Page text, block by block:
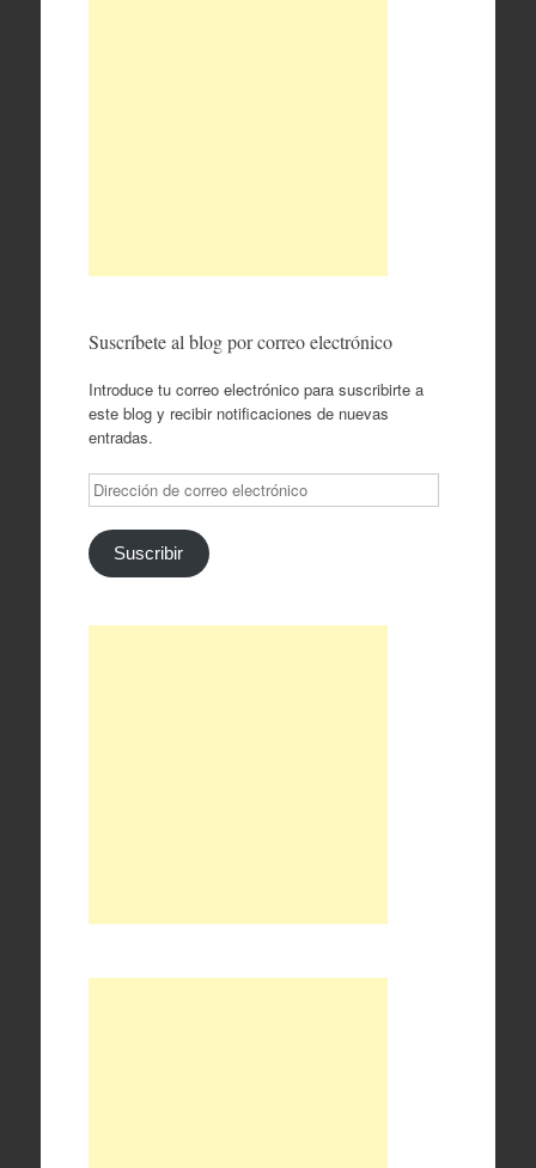
Suscríbete al blog por correo electrónico
Introduce tu correo electrónico para suscribirte a
este blog y recibir notificaciones de nuevas
entradas.
Dirección
de
correo
electrónico
Suscribir